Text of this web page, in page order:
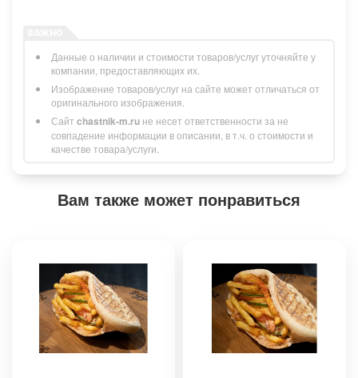
Данные о наличии и стоимости товаров/услуг уточняйте у
компании, предоставляющих их.
Изображение товаров/услуг на сайте может отличаться от
оригинального изображения.
Сайт chastnik-m.ru не несет ответственности за не
совпадение информации в описании, в т.ч. о стоимости и
качестве товара/услуги.
Вам также может понравиться